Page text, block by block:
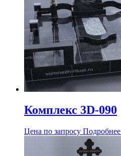
Комплекс 3D-090
Цена по запросу Подробнее